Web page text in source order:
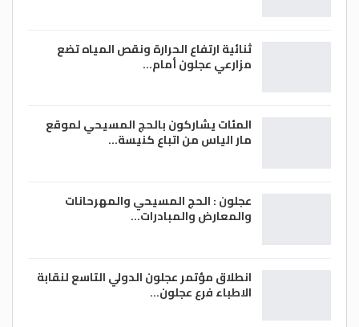
ثنائية ارتفاع الحرارة ونقص المياه تضع
مزارعي عجلون أمام…
المئات يشاركون بالحج المسيحي لموقع
مار الياس من اتباع كنيسة…
عجلون : الحج المسيحي والمهرحانات
والمعارض والمبادرات…
انطلاق مؤتمر عجلون الدولي التاسع لنقابة
الاطباء فرع عجلون…